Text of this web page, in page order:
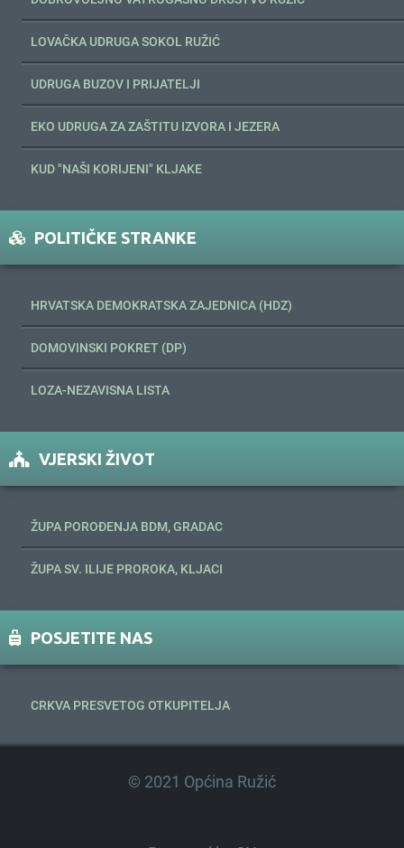
LOVAČKA UDRUGA SOKOL RUŽIĆ
UDRUGA BUZOV I PRIJATELJI
EKO UDRUGA ZA ZAŠTITU IZVORA I JEZERA
KUD "NAŠI KORIJENI" KLJAKE
POLITIČKE STRANKE
HRVATSKA DEMOKRATSKA ZAJEDNICA (HDZ)
DOMOVINSKI POKRET (DP)
LOZA-NEZAVISNA LISTA
VJERSKI ŽIVOT
ŽUPA POROĐENJA BDM, GRADAC
ŽUPA SV. ILIJE PROROKA, KLJACI
POSJETITE NAS
CRKVA PRESVETOG OTKUPITELJA
© 2021 Općina Ružić